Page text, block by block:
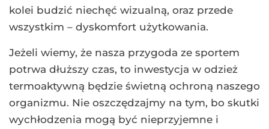
kolei budzić niechęć wizualną, oraz przede
wszystkim – dyskomfort użytkowania.
Jeżeli wiemy, że nasza przygoda ze sportem
potrwa dłuższy czas, to inwestycja w odzież
termoaktywną będzie świetną ochroną naszego
organizmu. Nie oszczędzajmy na tym, bo skutki
wychłodzenia mogą być nieprzyjemne i